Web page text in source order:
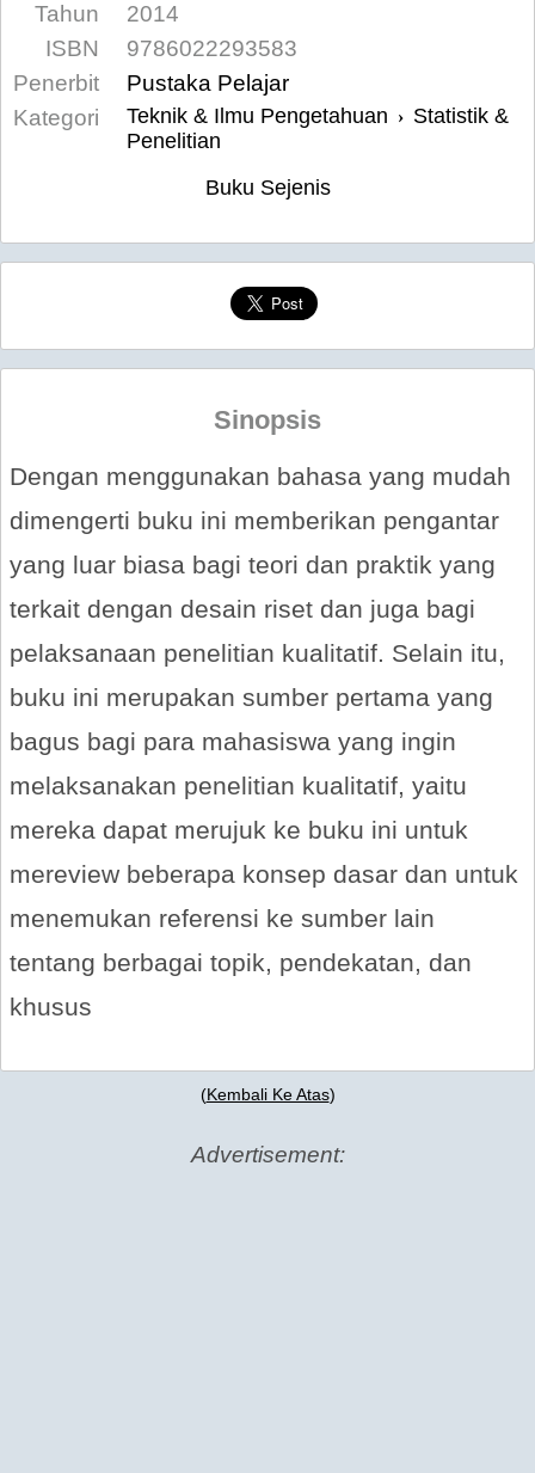
Tahun
2014
ISBN
9786022293583
Penerbit
Pustaka Pelajar
Kategori
Teknik & Ilmu Pengetahuan › Statistik &
Penelitian
Buku Sejenis
Sinopsis
Dengan menggunakan bahasa yang mudah
dimengerti buku ini memberikan pengantar
yang luar biasa bagi teori dan praktik yang
terkait dengan desain riset dan juga bagi
pelaksanaan penelitian kualitatif. Selain itu,
buku ini merupakan sumber pertama yang
bagus bagi para mahasiswa yang ingin
melaksanakan penelitian kualitatif, yaitu
mereka dapat merujuk ke buku ini untuk
mereview beberapa konsep dasar dan untuk
menemukan referensi ke sumber lain
tentang berbagai topik, pendekatan, dan
khusus
(Kembali Ke Atas)
Advertisement: